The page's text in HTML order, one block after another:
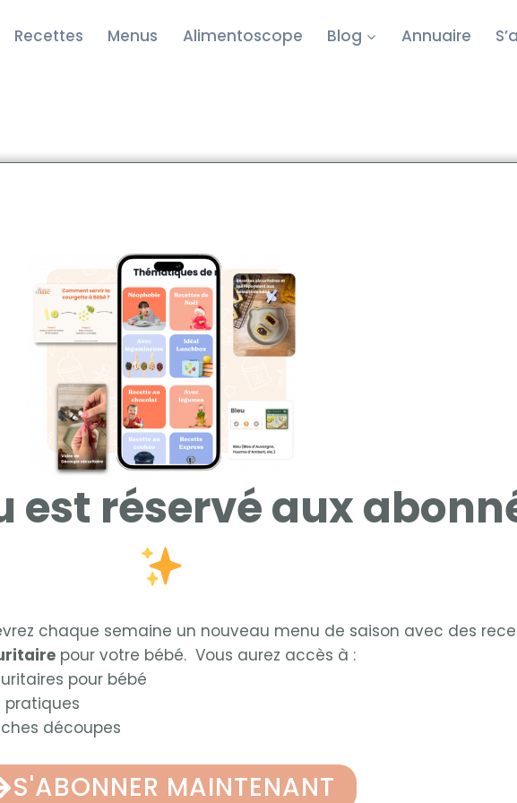
Recettes Menus Alimentoscope Blog Annuaire
est réservé aux
chaque semaine un nouveau menu de saison avec des
pour votre bébé. Vous aurez accès à :
pour bébé
pratiques
découpes
S'ABONNER MAINTENANT